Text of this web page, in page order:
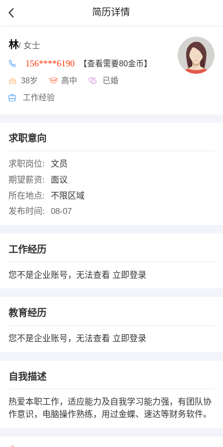
简历详情
林/ 女士
156****6190 【查看需要80金币】
38岁 高中 已婚
工作经验
求职意向
求职岗位:
文员
期望薪资:
面议
所在地点:
不限区域
发布时间:
08-07
工作经历
您不是企业账号，无法查看 立即登录
教育经历
您不是企业账号，无法查看 立即登录
自我描述
热爱本职工作，适应能力及自我学习能力强，有团队协
作意识，电脑操作熟练，用过金蝶、速达等财务软件。